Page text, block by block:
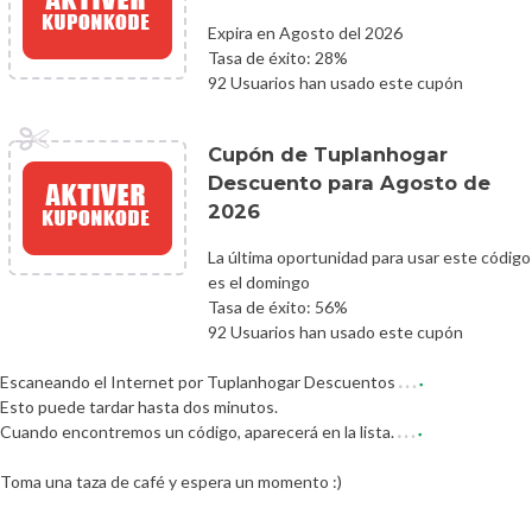
Expira en Agosto del 2026
Tasa de éxito: 28%
92 Usuarios han usado este cupón
Cupón de Tuplanhogar
Descuento para Agosto de
2026
La última oportunidad para usar este código
es el domingo
Tasa de éxito: 56%
92 Usuarios han usado este cupón
Escaneando el Internet por Tuplanhogar Descuentos
Esto puede tardar hasta dos minutos.
Cuando encontremos un código, aparecerá en la lista.
Toma una taza de café y espera un momento :)